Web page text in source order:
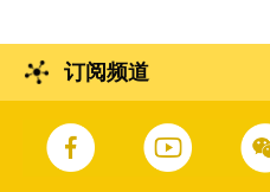
订阅频道